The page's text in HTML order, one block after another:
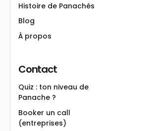
Histoire de Panachés
Blog
À propos
Contact
Quiz : ton niveau de
Panache ?
Booker un call
(entreprises)